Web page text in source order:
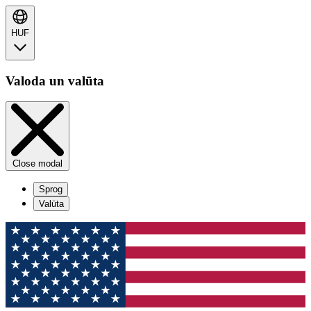
HUF
Valoda un valūta
Close modal
Sprog
Valūta